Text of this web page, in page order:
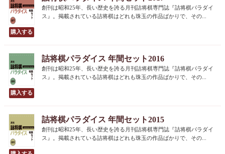
創刊は昭和25年、長い歴史を誇る月刊詰将棋専門誌『詰将棋パラダイ
ス』。掲載されている詰将棋はどれも珠玉の作品ばかりで、その...
詰将棋パラダイス 年間セット2016
創刊は昭和25年、長い歴史を誇る月刊詰将棋専門誌『詰将棋パラダイ
ス』。掲載されている詰将棋はどれも珠玉の作品ばかりで、その...
詰将棋パラダイス 年間セット2015
創刊は昭和25年、長い歴史を誇る月刊詰将棋専門誌『詰将棋パラダイ
ス』。掲載されている詰将棋はどれも珠玉の作品ばかりで、その...